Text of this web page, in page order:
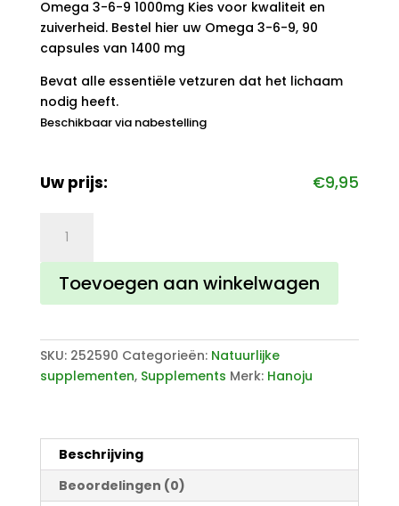
was:
€12,95.
is:
€9,95.
Omega 3-6-9 1000mg Kies voor kwaliteit en
zuiverheid. Bestel hier uw Omega 3-6-9, 90
capsules van 1400 mg
Bevat alle essentiële vetzuren dat het lichaam
nodig heeft.
Beschikbaar via nabestelling
Uw prijs: €9,95
6-
1000mg
Toevoegen aan winkelwagen
SKU: 252590 Categorieën: Natuurlijke
supplementen, Supplements Merk: Hanoju
Beschrijving
Beoordelingen (0)